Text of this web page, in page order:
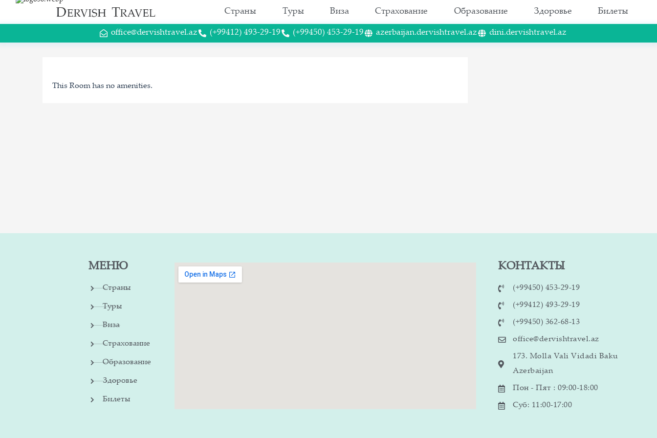
Страны Туры Виза Страхование Образование Здоровье Билеты
office@dervishtravel.az (+99412) 493-29-19 (+99450) 453-29-19 azerbaijan.dervishtravel.az dini.dervishtravel.az
This Room has no amenities.
МЕНЮ
Страны
Туры
Виза
Страхование
Образование
Здоровье
Билеты
КОНТАКТЫ
(+99450) 453-29-19
(+99412) 493-29-19
(+99450) 362-68-13
office@dervishtravel.az
173. Molla Vali Vidadi Baku
Azerbaijan
Пон - Пят : 09:00-18:00
Суб: 11:00-17:00